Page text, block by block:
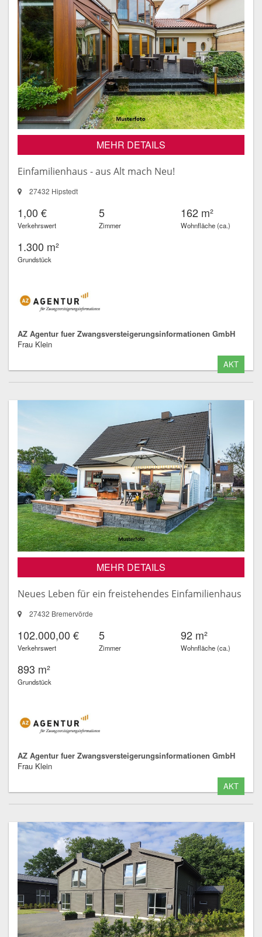
MEHR DETAILS
Einfamilienhaus - aus Alt mach Neu!
27432 Hipstedt
1,00 €
Verkehrswert
5
Zimmer
162 m²
Wohnfläche (ca.)
1.300 m²
Grundstück
AZ Agentur fuer Zwangsversteigerungsinformationen GmbH
Frau Klein
AKT
MEHR DETAILS
Neues Leben für ein freistehendes Einfamilienhaus
27432 Bremervörde
102.000,00 €
Verkehrswert
5
Zimmer
92 m²
Wohnfläche (ca.)
893 m²
Grundstück
AZ Agentur fuer Zwangsversteigerungsinformationen GmbH
Frau Klein
AKT